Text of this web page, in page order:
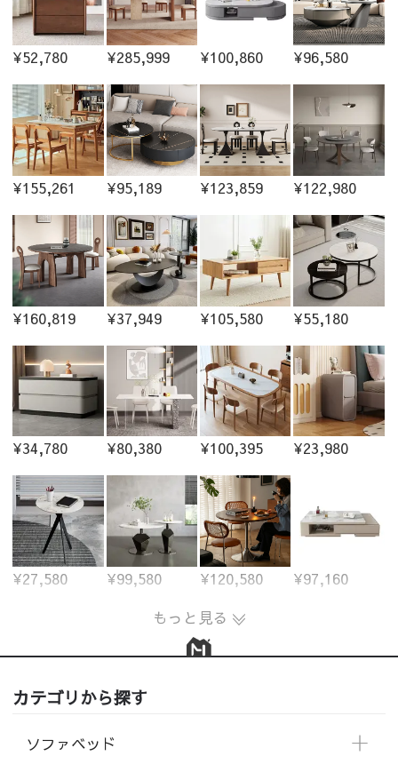
¥52,780 ¥285,999 ¥100,860 ¥96,580
¥155,261 ¥95,189 ¥123,859 ¥122,980
¥160,819 ¥37,949 ¥105,580 ¥55,180
¥34,780 ¥80,380 ¥100,395 ¥23,980
¥27,580 ¥99,580 ¥120,580
¥97,160
もっと見る
カテゴリから探す
ソファベッド